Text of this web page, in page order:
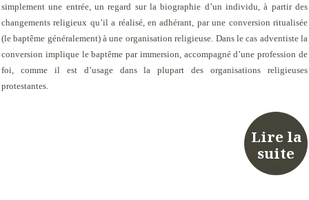
simplement une entrée, un regard sur la biographie d’un individu, à partir des
changements religieux qu’il a réalisé, en adhérant, par une conversion ritualisée
(le baptême généralement) à une organisation religieuse. Dans le cas adventiste la
conversion implique le baptême par immersion, accompagné d’une profession de
foi, comme il est d’usage dans la plupart des organisations religieuses
protestantes.
Lire la
suite